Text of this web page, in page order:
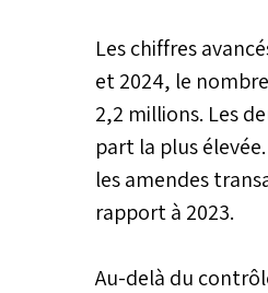
Les chiffres
et 2024, le
2,2 millions. Les
part la plus
les amendes
rapport à 2023.
Au-delà du